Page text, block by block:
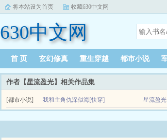
将本站设为首页 收藏630中文网
630中文网
首 页 玄幻修真 重生穿越 都市小说
作者【星流盈光】相关作品集
[都市小说] 我和主角仇深似海[快穿] 星流盈光